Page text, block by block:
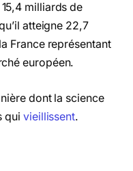
milliards de
atteigne 22,7
France représentant
européen.
dont la science
qui vieillissent.